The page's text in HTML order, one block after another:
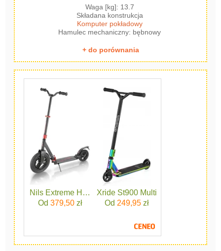
Waga [kg]: 13.7
Składana konstrukcja
Komputer pokładowy
Hamulec mechaniczny: bębnowy
+ do porównania
Nils Extreme HC300 Black
Od 379,50zł
Xride St900 Multi
Od 249,95zł